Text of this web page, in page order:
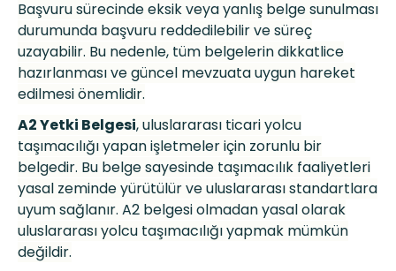
Başvuru sürecinde eksik veya yanlış belge sunulması
durumunda başvuru reddedilebilir ve süreç
uzayabilir. Bu nedenle, tüm belgelerin dikkatlice
hazırlanması ve güncel mevzuata uygun hareket
edilmesiönemlidir.
A2 Yetki Belgesi, uluslararası ticari yolcu
taşımacılığı yapan işletmeler için zorunlu bir
belgedir. Bu belge sayesinde taşımacılık faaliyetleri
yasal zeminde yürütülür ve uluslararası standartlara
uyum sağlanır. A2 belgesi olmadan yasal olarak
uluslararası yolcu taşımacılığı yapmak mümkün
değildir.